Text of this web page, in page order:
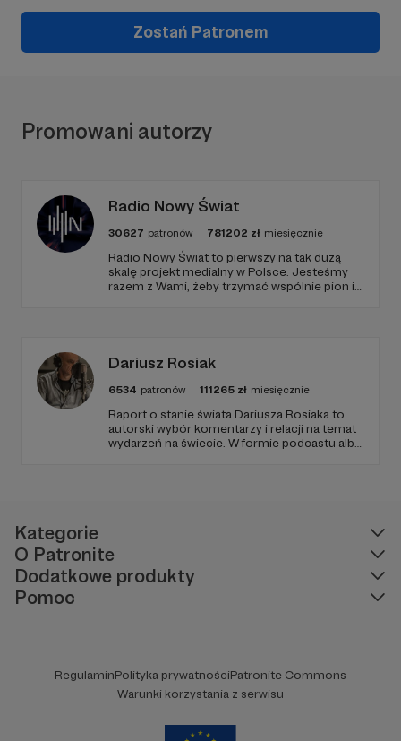
Zostań Patronem
Promowani autorzy
Radio Nowy Świat
30627 patronów 781202 zł miesięcznie
Radio Nowy Świat to pierwszy na tak dużą
skalę projekt medialny w Polsce. Jesteśmy
razem z Wami, żeby trzymać wspólnie pion i
Dariusz Rosiak
6534 patronów 111265 zł miesięcznie
Raport o stanie świata Dariusza Rosiaka to
autorski wybór komentarzy i relacji na temat
wydarzeń na świecie. W formie podcastu albo
Kategorie
O Patronite
Dodatkowe produkty
Pomoc
RegulaminPolityka prywatnościPatronite Commons
Warunki korzystania z serwisu